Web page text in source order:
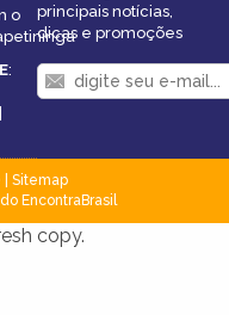
o
:
|
principais notícias,
dicas e promoções
Sitemap
EncontraBrasil
copy.